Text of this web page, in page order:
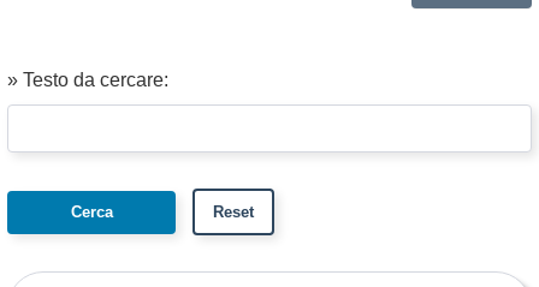
» Testo da cercare: